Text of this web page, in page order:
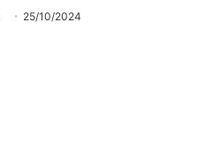
25/10/2024